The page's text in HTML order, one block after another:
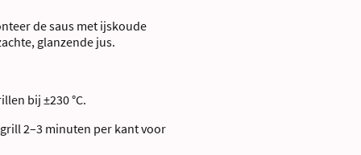
de saus met ijskoude
glanzende jus.
bij ±230 °C.
2–3 minuten per kant voor